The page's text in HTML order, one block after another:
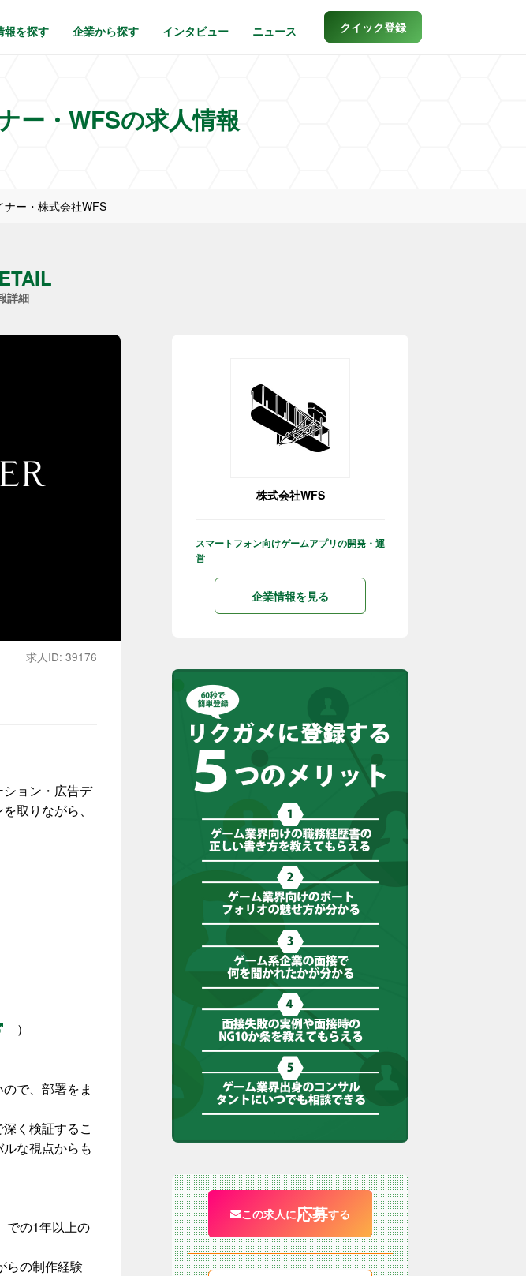
報を探す 企業から探す インタビュー ニュース クイック登録
ー・WFSの求人情報
ナー・株式会社WFS
詳細
求人ID: 39176
ョン・広告デ
取りながら、
）
で、部署をま
く検証するこ
な視点からも
での1年以上の
らの制作経験
株式会社WFS
スマートフォン向けゲームアプリの開発・運
営
企業情報を見る
この求人に応募する